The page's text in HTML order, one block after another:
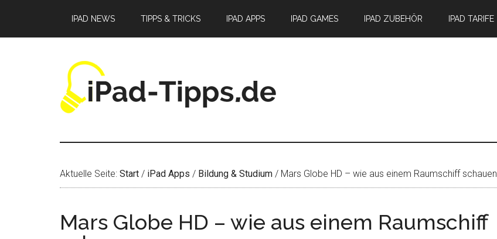
springen
springen
springen
IPAD NEWS TIPPS & TRICKS IPAD APPS IPAD GAMES IPAD ZUBEHÖR IPAD TARIFE
Aktuelle Seite: Start / iPad Apps / Bildung & Studium / Mars Globe HD – wie aus einem Raumschiff schauen
Mars Globe HD – wie aus einem Raumschiff